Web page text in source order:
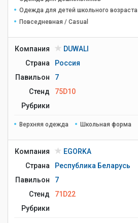
Одежда для детей школьного возраста
Повседневная / Casual
Компания
DUWALI
Страна
Россия
Павильон
7
Стенд
75D10
Рубрики
Верхняя одежда Школьная форма
Компания
EGORKA
Страна
Республика Беларусь
Павильон
7
Стенд
71D22
Рубрики